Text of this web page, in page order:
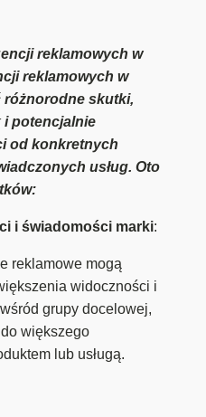
reklamowych w
reklamowych w
różnorodne skutki,
i potencjalnie
od konkretnych
usług. Oto
i świadomości marki:
reklamowe mogą
widoczności i
grupy docelowej,
większego
lub usługą.